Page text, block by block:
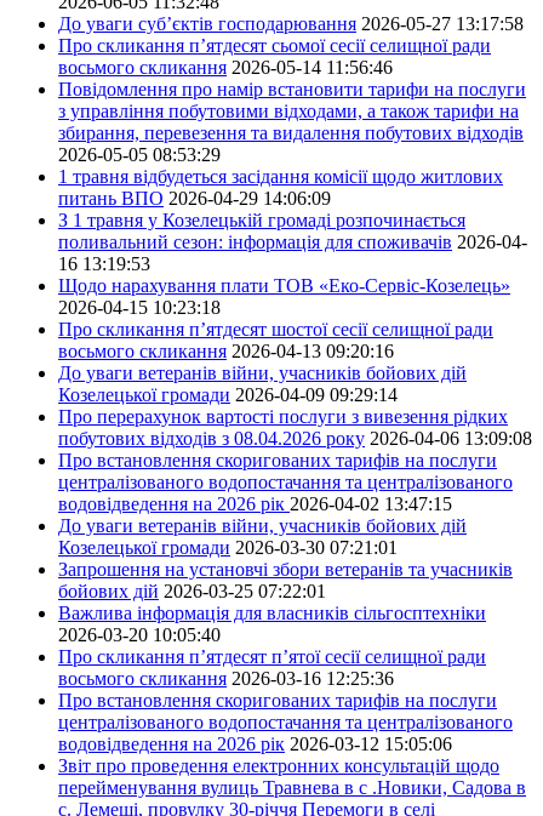
До уваги суб’єктів господарювання 2026-05-27 13:17:58
Про скликання п’ятдесят сьомої сесії селищної ради
восьмого скликання 2026-05-14 11:56:46
Повідомлення про намір встановити тарифи на послуги
з управління побутовими відходами, а також тарифи на
збирання, перевезення та видалення побутових відходів
2026-05-05 08:53:29
1 травня відбудеться засідання комісії щодо житлових
питань ВПО 2026-04-29 14:06:09
З 1 травня у Козелецькій громаді розпочинається
поливальний сезон: інформація для споживачів 2026-04-
16 13:19:53
Щодо нарахування плати ТОВ «Еко-Сервіс-Козелець»
2026-04-15 10:23:18
Про скликання п’ятдесят шостої сесії селищної ради
восьмого скликання 2026-04-13 09:20:16
До уваги ветеранів війни, учасників бойових дій
Козелецької громади 2026-04-09 09:29:14
Про перерахунок вартості послуги з вивезення рідких
побутових відходів з 08.04.2026 року 2026-04-06 13:09:08
Про встановлення скоригованих тарифів на послуги
централізованого водопостачання та централізованого
водовідведення на 2026 рік 2026-04-02 13:47:15
До уваги ветеранів війни, учасників бойових дій
Козелецької громади 2026-03-30 07:21:01
Запрошення на установчі збори ветеранів та учасників
бойових дій 2026-03-25 07:22:01
Важлива інформація для власників сільгосптехніки
2026-03-20 10:05:40
Про скликання п’ятдесят п’ятої сесії селищної ради
восьмого скликання 2026-03-16 12:25:36
Про встановлення скоригованих тарифів на послуги
централізованого водопостачання та централізованого
водовідведення на 2026 рік 2026-03-12 15:05:06
Звіт про проведення електронних консультацій щодо
перейменування вулиць Травнева в с .Новики, Садова в
с. Лемеші, провулку 30-річчя Перемоги в селі